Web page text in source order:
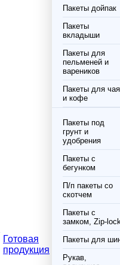
Готовая
продукция
Пакеты дойпак
Пакеты
вкладыши
Пакеты для
пельменей и
вареников
Пакеты для чая
и кофе
Пакеты под
грунт и
удобрения
Пакеты с
бегунком
П/п пакеты со
скотчем
Пакеты с
замком, Zip-
Пакеты для
Рукав,